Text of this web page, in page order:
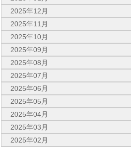
2025年12月
2025年11月
2025年10月
2025年09月
2025年08月
2025年07月
2025年06月
2025年05月
2025年04月
2025年03月
2025年02月